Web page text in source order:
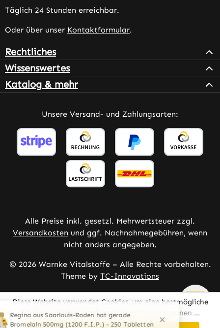
Täglich 24 Stunden erreichbar.
Oder über unser Kontaktformular.
Rechtliches
Wissenswertes
Katalog & mehr
Unsere Versand- und Zahlungsarten:
Alle Preise inkl. gesetzl. Mehrwertsteuer zzgl.
Versandkosten und ggf. Nachnahmegebühren, wenn
nicht anders angegeben.
© 2026 Warnke Vitalstoffe – Alle Rechte vorbehalten.
Theme by TC-Innovations
Diese Website verwendet Cookies, um eine bestmögliche
Erfahrung bieten zu können.Mehr Informationen ...